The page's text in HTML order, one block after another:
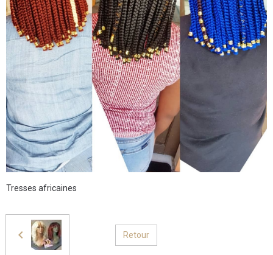
Tresses africaines
Retour